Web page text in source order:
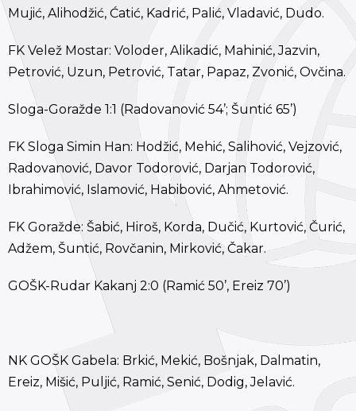
Mujić, Alihodžić, Ćatić, Kadrić, Palić, Vladavić, Dudo.
FK Velež Mostar: Voloder, Alikadić, Mahinić, Jazvin,
Petrović, Uzun, Petrović, Tatar, Papaz, Zvonić, Ovčina.
Sloga-Goražde 1:1 (Radovanović 54’; Šuntić 65’)
FK Sloga Simin Han: Hodžić, Mehić, Salihović, Vejzović,
Radovanović, Davor Todorović, Darjan Todorović,
Ibrahimović, Islamović, Habibović, Ahmetović.
FK Goražde: Šabić, Hiroš, Korda, Dučić, Kurtović, Čurić,
Adžem, Šuntić, Rovčanin, Mirković, Čakar.
GOŠK-Rudar Kakanj 2:0 (Ramić 50’, Ereiz 70’)
NK GOŠK Gabela: Brkić, Mekić, Bošnjak, Dalmatin,
Ereiz, Mišić, Puljić, Ramić, Senić, Dodig, Jelavić.